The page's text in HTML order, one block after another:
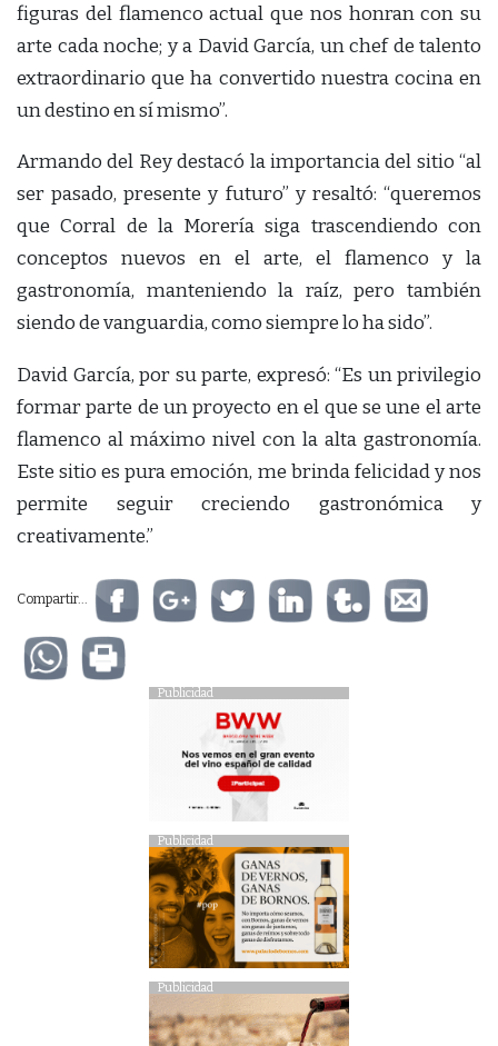
figuras del flamenco actual que nos honran con su
arte cada noche; y a David García, un chef de talento
extraordinario que ha convertido nuestra cocina en
un destino en sí mismo”.
Armando del Rey destacó la importancia del sitio “al
ser pasado, presente y futuro” y resaltó: “queremos
que Corral de la Morería siga trascendiendo con
conceptos nuevos en el arte, el flamenco y la
gastronomía, manteniendo la raíz, pero también
siendo de vanguardia, como siempre lo ha sido”.
David García, por su parte, expresó: “Es un privilegio
formar parte de un proyecto en el que se une el arte
flamenco al máximo nivel con la alta gastronomía.
Este sitio es pura emoción, me brinda felicidad y nos
permite seguir creciendo gastronómica y
creativamente.”
Compartir...
Publicidad
Publicidad
Publicidad